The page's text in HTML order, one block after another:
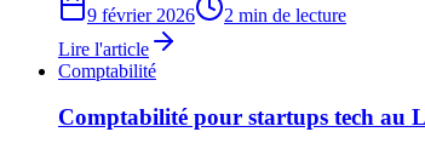
9 février 2026
2 min de lecture
Lire l'article
Comptabilité
Comptabilité pour startups tech au